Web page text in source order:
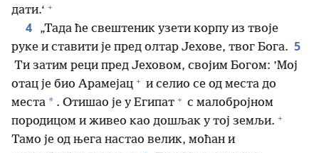
дати.‘ +
4
„Тада ће свештеник узети корпу из твоје
руке и ставити је пред олтар Јехове, твог Бога. 5
Ти затим реци пред Јеховом, својим Богом: ’Мој
отац је био Арамејац + и селио се од места до
места * . Отишао је у Египат + с малобројном
породицом и живео као дошљак у тој земљи. +
Тамо је од њега настао велик, моћан и